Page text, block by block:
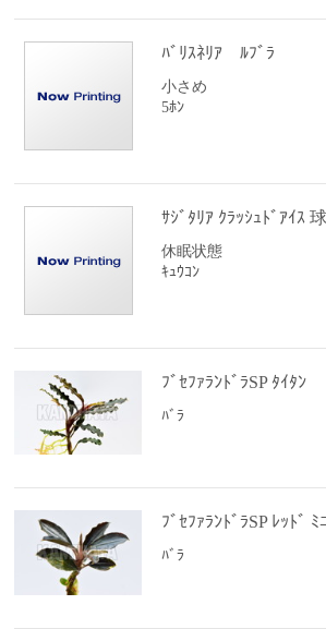
ﾊﾞﾘｽﾈﾘｱ ﾙﾌﾞﾗ
小さめ
5ﾎﾝ
ｻｼﾞﾀﾘｱ ｸﾗｯｼｭﾄﾞｱｲｽ
休眠状態
ｷｭｳｺﾝ
ﾌﾞｾﾌｧﾗﾝﾄﾞﾗSP ﾀｲﾀﾝ
ﾊﾞﾗ
ﾌﾞｾﾌｧﾗﾝﾄﾞﾗSP ﾚｯﾄﾞ ﾐ
ﾊﾞﾗ